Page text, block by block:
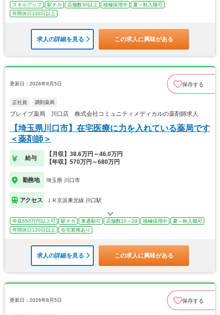
スキルアップ
駅チカ 店舗数30以上 積極採用中
夏～秋入職可
年間休日120日以上
求人の詳細を見る この求人に興味がある
更新日：2026年8月5日 保存する
正社員 調剤薬局
ブレイブ薬局 川口店 株式会社コミュニティメディカルの薬剤師求人
【埼玉県川口市】在宅医療に力を入れている薬局です
＜薬剤師＞
給与
【月収】38.6万円～46.0万円
【年収】570万円～680万円
勤務地 埼玉県 川口市
アクセス ＪＲ京浜東北線 川口駅
年収650万円以上可 駅チカ 車通勤可 店舗数10～29 積極採用中
夏～秋入職可
年間休日120日以上
在宅業務あり
求人の詳細を見る この求人に興味がある
更新日：2026年8月5日 保存する